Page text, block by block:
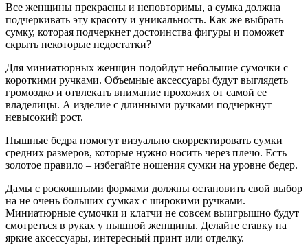
Все женщины прекрасны и неповторимы, а сумка должна
подчеркивать эту красоту и уникальность. Как же выбрать
сумку, которая подчеркнет достоинства фигуры и поможет
скрыть некоторые недостатки?
Для миниатюрных женщин подойдут небольшие сумочки с
короткими ручками. Объемные аксессуары будут выглядеть
громоздко и отвлекать внимание прохожих от самой ее
владелицы. А изделие с длинными ручками подчеркнут
невысокий рост.
Пышные бедра помогут визуально скорректировать сумки
средних размеров, которые нужно носить через плечо. Есть
золотое правило – избегайте ношения сумки на уровне бедер.
Дамы с роскошными формами должны остановить свой выбор
на не очень больших сумках с широкими ручками.
Миниатюрные сумочки и клатчи не совсем выигрышно будут
смотреться в руках у пышной женщины. Делайте ставку на
яркие аксессуары, интересный принт или отделку.